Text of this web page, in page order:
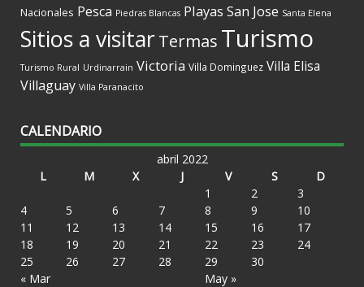
Nacionales Pesca Piedras Blancas Playas San Jose Santa Elena
Sitios a visitarTermas Turismo
Turismo Rural Urdinarrain Victoria Villa Dominguez Villa Elisa
Villaguay Villa Paranacito
CALENDARIO
abril 2022
L
M X J V S D
« Mar May »
1 2
3
4
5 6 7 8 9
10
11
12 13 14 15 16
17
18
19 20 21 22 23
24
25
26 27 28 29 30